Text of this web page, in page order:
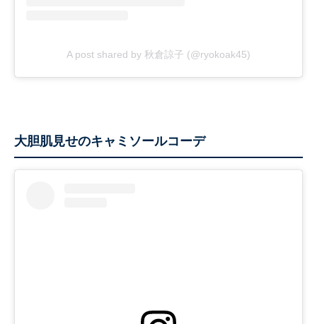
A post shared by 秋倉諒子 (@ryokoak45)
大胆肌見せのキャミソールコーデ